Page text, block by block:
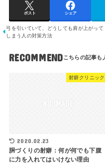
ポスト シェア
弓を引いていて、どうしても肩が上がって
しまう人の対策方法
RECOMMEND
射癖クリニック
2020.02.23
胴づくりの射癖：何が何でも下腹
に力を入れてはいけない理由